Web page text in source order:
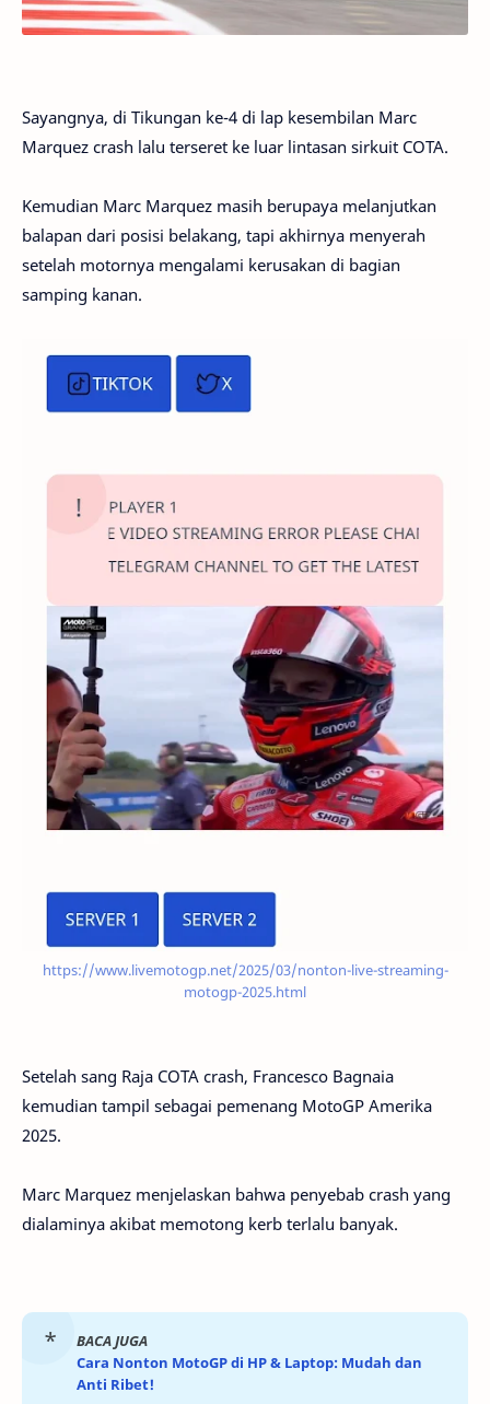
Sayangnya, di Tikungan ke-4 di lap kesembilan Marc
Marquez crash lalu terseret ke luar lintasan sirkuit COTA.
Kemudian Marc Marquez masih berupaya melanjutkan
balapan dari posisi belakang, tapi akhirnya menyerah
setelah motornya mengalami kerusakan di bagian
samping kanan.
https://www.livemotogp.net/2025/03/nonton-live-streaming-
motogp-2025.html
Setelah sang Raja COTA crash, Francesco Bagnaia
kemudian tampil sebagai pemenang MotoGP Amerika
2025.
Marc Marquez menjelaskan bahwa penyebab crash yang
dialaminya akibat memotong kerb terlalu banyak.
BACA JUGA
Cara Nonton MotoGP di HP & Laptop: Mudah dan
Anti Ribet!